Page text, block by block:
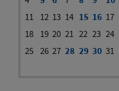
11
12 13 14 15 16 17
18
19 20 21 22 23 24
25 26 27 28 29 30 31